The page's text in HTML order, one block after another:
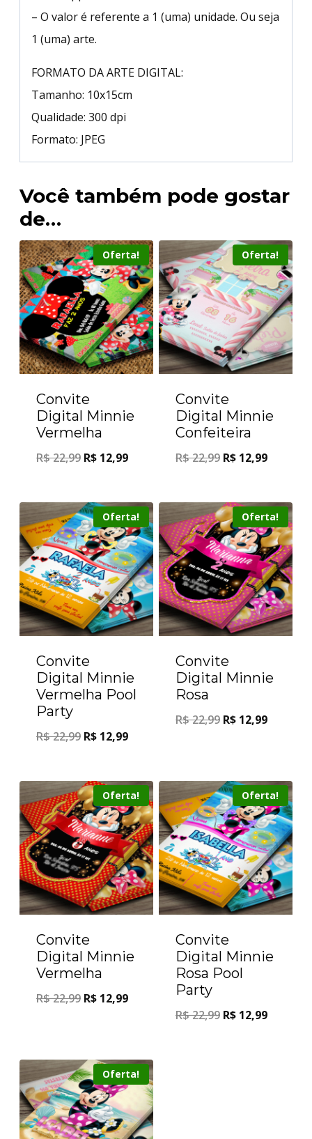
– O valor é referente a 1 (uma) unidade. Ou seja
1 (uma) arte.
FORMATO DA ARTE DIGITAL:
Tamanho: 10x15cm
Qualidade: 300 dpi
Formato: JPEG
Você também pode gostar
de…
Oferta!
Convite
Digital Minnie
Vermelha
R$22,99 R$ 12,99
Oferta!
Convite
Digital Minnie
Confeiteira
R$22,99 R$ 12,99
Oferta!
Convite
Digital Minnie
Vermelha Pool
Party
R$22,99 R$ 12,99
Oferta!
Convite
Digital Minnie
Rosa
R$22,99 R$ 12,99
Oferta!
Convite
Digital Minnie
Vermelha
R$22,99 R$ 12,99
Oferta!
Convite
Digital Minnie
Rosa Pool
Party
R$22,99 R$ 12,99
Oferta!